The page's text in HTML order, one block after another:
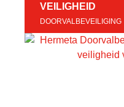
VEILIGHEID
DOORVALBEVEILIGING